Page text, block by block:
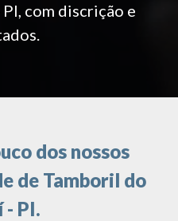
com discrição e
dos nossos
de Tamboril do
- PI.